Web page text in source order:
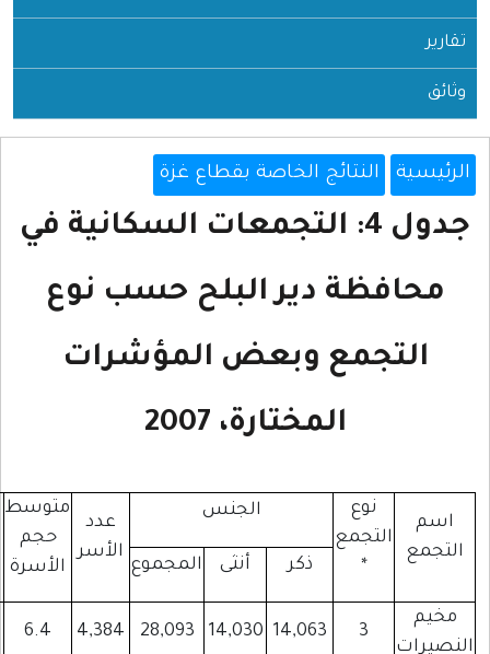
بقطاع غزة
السكانية في
البلح حسب نوع
المؤشرات
الجنس
الأسر
متوسط
الأسرة
المنشآت
عدد
المباني
عدد
المساكن
أنثى المجموع
28,093
4,384
6.4
645
3,227
4,602